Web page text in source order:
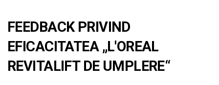
FEEDBACK PRIVIND
EFICACITATEA „L'OREAL
REVITALIFT DE UMPLERE“